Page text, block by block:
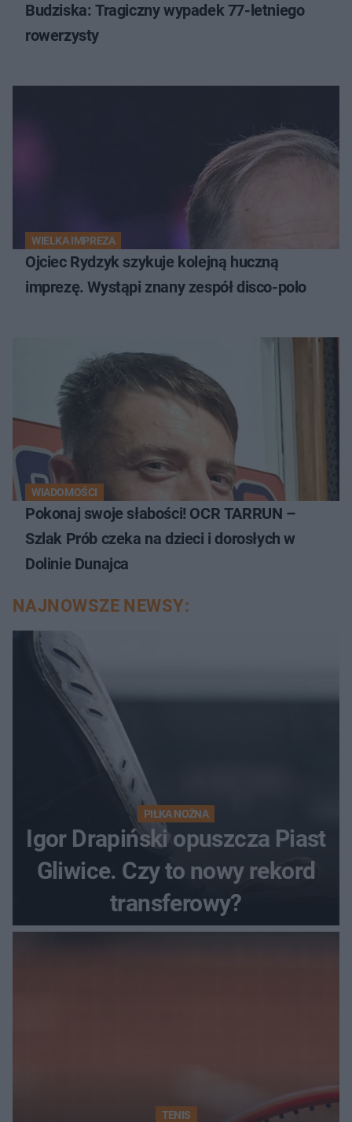
Budziska: Tragiczny wypadek 77-letniego
rowerzysty
WIELKA IMPREZA
Ojciec Rydzyk szykuje kolejną huczną
imprezę. Wystąpi znany zespół disco-polo
WIADOMOŚCI
Pokonaj swoje słabości! OCR TARRUN –
Szlak Prób czeka na dzieci i dorosłych w
Dolinie Dunajca
NAJNOWSZE NEWSY:
PIŁKA NOŻNA
Igor Drapiński opuszcza Piast
Gliwice. Czy to nowy rekord
transferowy?
TENIS